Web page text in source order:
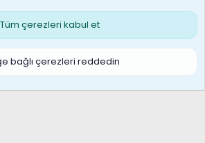
S
Tüm çerezleri kabul et
bağlı çerezleri reddedin